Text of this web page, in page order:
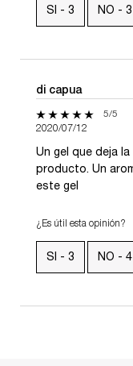
SI - 3 NO - 3
di capua
5 de 5 estrellas.5/5
2020/07/12
Un gel que deja
producto. Un
este gel
¿Es útil esta opinión?
SI - 3 NO - 4